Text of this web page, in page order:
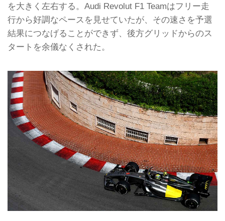
を大きく左右する。Audi Revolut F1 Teamはフリー走
行から好調なペースを見せていたが、その速さを予選
結果につなげることができず、後方グリッドからのス
タートを余儀なくされた。